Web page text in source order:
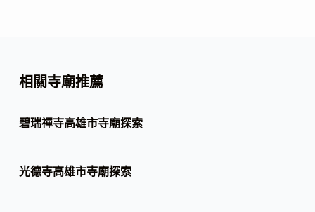
相關寺廟推薦
碧瑞禪寺高雄市寺廟探索
光德寺高雄市寺廟探索